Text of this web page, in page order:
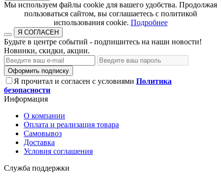
​​​​​​​Мы используем файлы cookie для вашего удобства. Продолжая
пользоваться сайтом, вы соглашаетесь с политикой
использования cookie.​​​​​​​ Подробнее
Я СОГЛАСЕН
Будьте в центре событий - подпишитесь на наши новости!
Новинки, скидки, акции.
Оформить подписку
Я прочитал и согласен с условиями Политика
безопасности
Информация
О компании
Оплата и реализация товара
Самовывоз
Доставка
Условия соглашения
Служба поддержки